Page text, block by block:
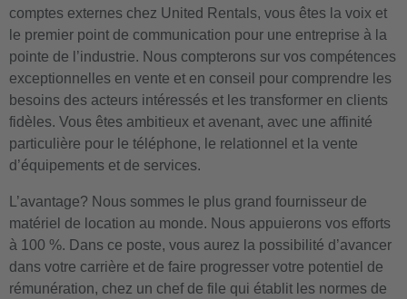
comptes externes chez United Rentals, vous êtes la voix et
le premier point de communication pour une entreprise à la
pointe de l’industrie. Nous compterons sur vos compétences
exceptionnelles en vente et en conseil pour comprendre les
besoins des acteurs intéressés et les transformer en clients
fidèles. Vous êtes ambitieux et avenant, avec une affinité
particulière pour le téléphone, le relationnel et la vente
d’équipements et de services.
L’avantage? Nous sommes le plus grand fournisseur de
matériel de location au monde. Nous appuierons vos efforts
à 100 %. Dans ce poste, vous aurez la possibilité d’avancer
dans votre carrière et de faire progresser votre potentiel de
rémunération, chez un chef de file qui établit les normes de